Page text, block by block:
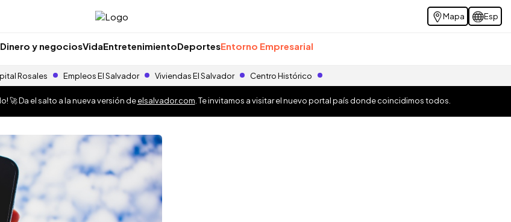
Mapa Esp
Dinero y negociosVidaEntretenimientoDeportesEntorno Empresarial
Rosales Empleos El Salvador Viviendas El Salvador Centro Histórico
🚀 Da el salto a la nueva versión deelsalvador.com . Te invitamos a visitar el nuevo portal país donde coincidimos todos.